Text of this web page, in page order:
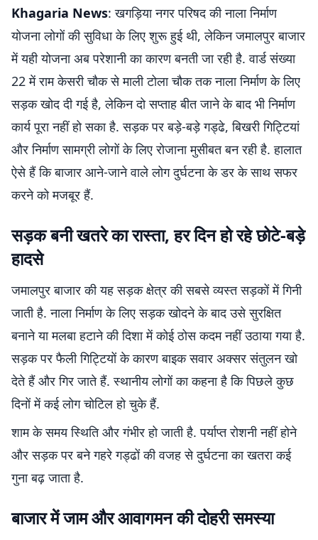
Khagaria News: खगड़िया नगर परिषद की नाला निर्माण
योजना लोगों की सुविधा के लिए शुरू हुई थी, लेकिन जमालपुर बाजार
में यही योजना अब परेशानी का कारण बनती जा रही है. वार्ड संख्या
22 में राम केसरी चौक से माली टोला चौक तक नाला निर्माण के लिए
सड़क खोद दी गई है, लेकिन दो सप्ताह बीत जाने के बाद भी निर्माण
कार्य पूरा नहीं हो सका है. सड़क पर बड़े-बड़े गड्ढे, बिखरी गिट्टियां
और निर्माण सामग्री लोगों के लिए रोजाना मुसीबत बन रही है. हालात
ऐसे हैं कि बाजार आने-जाने वाले लोग दुर्घटना के डर के साथ सफर
करने को मजबूर हैं.
सड़क बनी खतरे का रास्ता, हर दिन हो रहे छोटे-बड़े
हादसे
जमालपुर बाजार की यह सड़क क्षेत्र की सबसे व्यस्त सड़कों में गिनी
जाती है. नाला निर्माण के लिए सड़क खोदने के बाद उसे सुरक्षित
बनाने या मलबा हटाने की दिशा में कोई ठोस कदम नहीं उठाया गया है.
सड़क पर फैली गिट्टियों के कारण बाइक सवार अक्सर संतुलन खो
देते हैं और गिर जाते हैं. स्थानीय लोगों का कहना है कि पिछले कुछ
दिनों में कई लोग चोटिल हो चुके हैं.
शाम के समय स्थिति और गंभीर हो जाती है. पर्याप्त रोशनी नहीं होने
और सड़क पर बने गहरे गड्ढों की वजह से दुर्घटना का खतरा कई
गुना बढ़ जाता है.
बाजार में जाम और आवागमन की दोहरी समस्या